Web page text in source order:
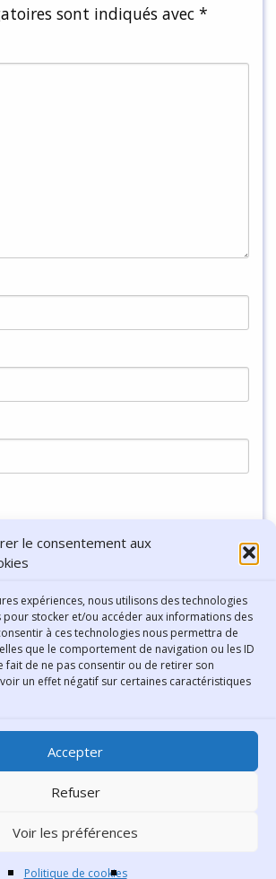
le consentement aux
expériences, nous utilisons des technologies
pour stocker et/ou accéder aux informations des
à ces technologies nous permettra de
que le comportement de navigation ou les ID
fait de ne pas consentir ou de retirer son
un effet négatif sur certaines caractéristiques
Accepter
Refuser
Voir les préférences
Politique de cookies
sont indiqués avec *
mon prochain commentaire.
Bibliothèque municipale de
Lyon
30 Boulevard Vivier-Merle
Téléphone
Contacter le comité éditorial